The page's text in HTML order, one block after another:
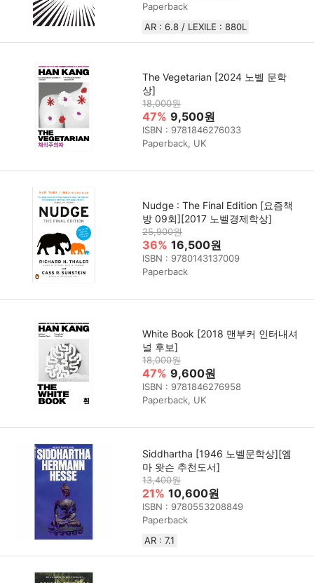
Paperback
AR : 6.8 / LEXILE : 880L
The Vegetarian [2024 노벨 문학
상]
18,000원
47% 9,500원
ISBN : 9781846276033
Paperback, UK
Nudge : The Final Edition [요즘책
방 09회][2017 노벨경제학상]
25,900원
36% 16,500원
ISBN : 9780143137009
Paperback
White Book [2018 맨부커 인터내셔
널 후보]
18,000원
47% 9,600원
ISBN : 9781846276958
Paperback, UK
Siddhartha [1946 노벨문학상][엠
마 왓슨 추천도서]
13,400원
21% 10,600원
ISBN : 9780553208849
Paperback
AR : 7.1